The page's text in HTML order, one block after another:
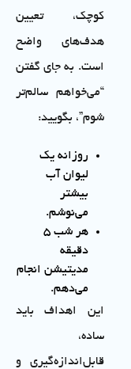
کوچک، تعیین
هدف‌های واضح
است. به جای گفتن
“می‌خواهم سالم‌تر
شوم”، بگویید:
روزانه یک
لیوان آب
بیشتر
می‌نوشم.
هر شب ۵
دقیقه
مدیتیشن انجام
می‌دهم.
این اهداف باید
ساده،
قابل‌اندازه‌گیری و